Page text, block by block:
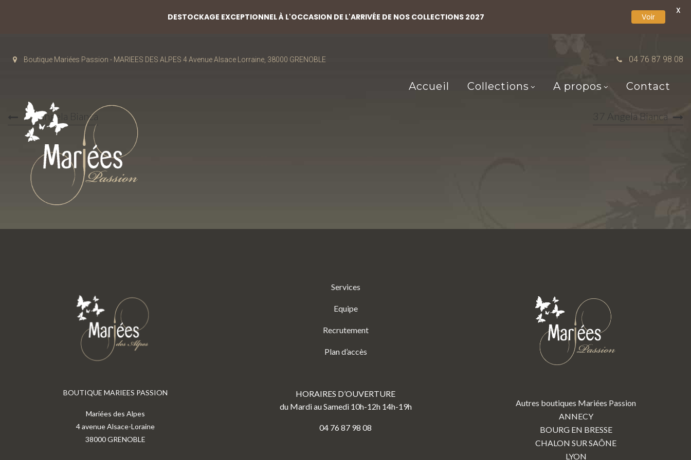
Boutique Mariées Passion - MARIEES DES ALPES 4 Avenue Alsace Lorraine, 38000 GRENOBLE 04 76 87 98 08
Accueil Collections A propos Contact
35 Angela Bianca 37 Angela Bianca
BOUTIQUE MARIEES PASSION
Mariées des Alpes
4 avenue Alsace-Loraine
38000 GRENOBLE
Services
Equipe
Recrutement
Plan d’accès
HORAIRES D’OUVERTURE
du Mardi au Samedi 10h-12h 14h-19h
04 76 87 98 08
Autres boutiques Mariées Passion
ANNECY
BOURG EN BRESSE
CHALON SUR SAÔNE
LYON
DESTOCKAGE EXCEPTIONNEL À L'OCCASION DE L'ARRIVÉE DE NOS COLLECTIONS 2027 Voir
X